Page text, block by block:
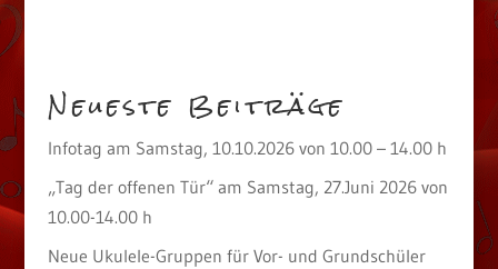
Neueste Beiträge
Infotag am Samstag, 10.10.2026 von 10.00 – 14.00 h
„Tag der offenen Tür“ am Samstag, 27.Juni 2026 von
10.00-14.00 h
Neue Ukulele-Gruppen für Vor- und Grundschüler